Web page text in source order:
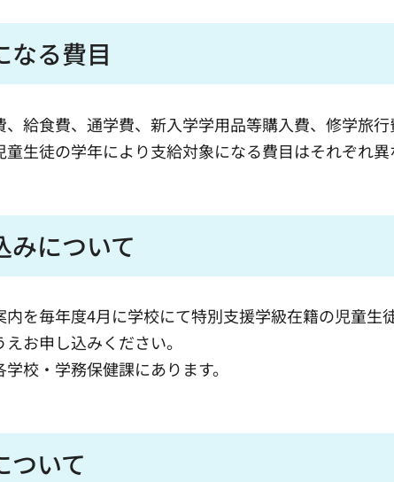
なる費目
、給食費、通学費、新入学学用品等購入費、修学旅
生徒の学年により支給対象になる費目はそれぞれ異
みについて
を毎年度4月に学校にて特別支援学級在籍の児童生
お申し込みください。
校・学務保健課にあります。
ついて